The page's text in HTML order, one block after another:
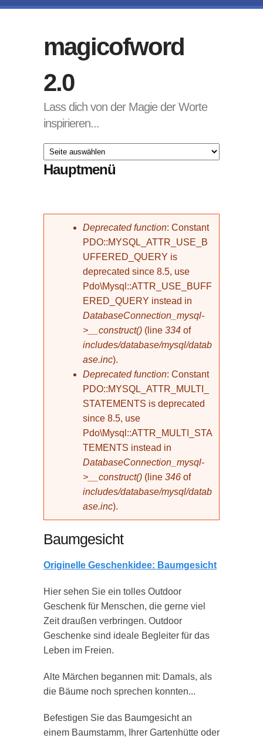
magicofword
2.0
Lass dich von der Magie der Worte
inspirieren...
Hauptmenü
Fehlermeldung
Deprecated function: Constant
PDO::MYSQL_ATTR_USE_B
UFFERED_QUERY is
deprecated since 8.5, use
Pdo\Mysql::ATTR_USE_BUFF
ERED_QUERY instead in
DatabaseConnection_mysql-
>__construct() (line 334 of
includes/database/mysql/datab
ase.inc).
Deprecated function: Constant
PDO::MYSQL_ATTR_MULTI_
STATEMENTS is deprecated
since 8.5, use
Pdo\Mysql::ATTR_MULTI_STA
TEMENTS instead in
DatabaseConnection_mysql-
>__construct() (line 346 of
includes/database/mysql/datab
ase.inc).
Baumgesicht
Originelle Geschenkidee: Baumgesicht
Hier sehen Sie ein tolles Outdoor
Geschenk für Menschen, die gerne viel
Zeit draußen verbringen. Outdoor
Geschenke sind ideale Begleiter für das
Leben im Freien.
Alte Märchen begannen mit: Damals, als
die Bäume noch sprechen konnten...
Befestigen Sie das Baumgesicht an
einem Baumstamm, Ihrer Gartenhütte oder